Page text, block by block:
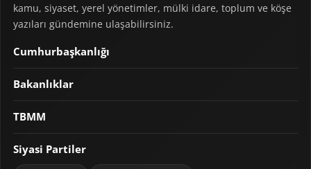
kamu, siyaset, yerel yönetimler, mülki idare, toplum ve köşe
yazıları gündemine ulaşabilirsiniz.
Cumhurbaşkanlığı
Bakanlıklar
TBMM
Siyasi Partiler